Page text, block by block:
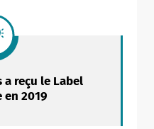
a reçu le Label
en 2019